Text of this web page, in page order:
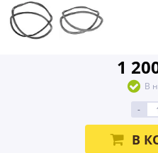
1
В
-
В